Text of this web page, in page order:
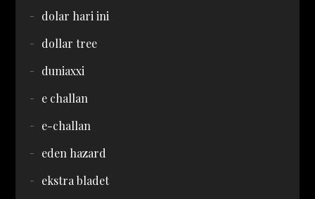
dolar hari ini
dollar tree
duniaxxi
e challan
e-challan
eden hazard
ekstra bladet